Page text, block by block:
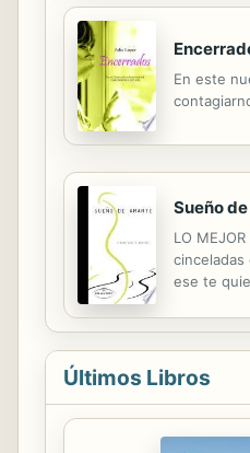
En este
Sueño
LO
ese te
Últimos Libros